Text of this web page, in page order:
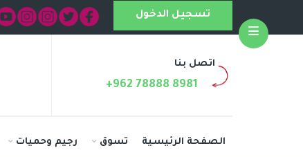
تسجيل الدخول
اتصل بنا
+962 78888 8981
الصفحة الرئيسية تسوق رجيم وحميات